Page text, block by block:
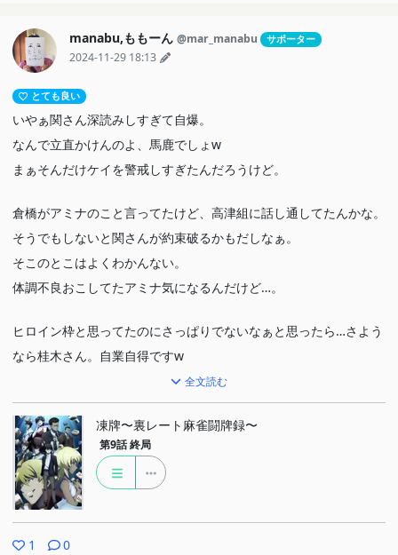
急遽3人で撮影されにいくことになるとは。アッシュコスが伏線！
w
んてね。
もう付き合っちゃえよ！
manabu,ももーん @mar_manabu サポーター
2024-11-29 18:13
とても良い
いやぁ関さん深読みしすぎて自爆。
なんで立直かけんのよ、馬鹿でしょw
まぁそんだけケイを警戒しすぎたんだろうけど。
倉橋がアミナのこと言ってたけど、高津組に話し通してたんかな。
そうでもしないと関さんが約束破るかもだしなぁ。
そこのとこはよくわかんない。
体調不良おこしてたアミナ気になるんだけど…。
ヒロイン枠と思ってたのにさっぱりでないなぁと思ったら…さよう
なら桂木さん。自業自得ですw
P.S.
一晩寝て考えてみると、アミナのこと教えてると弱みになるし教え
てるわけ無いか…。
全文読む
凍牌〜裏レート麻雀闘牌録〜
第9話 終局
1 0